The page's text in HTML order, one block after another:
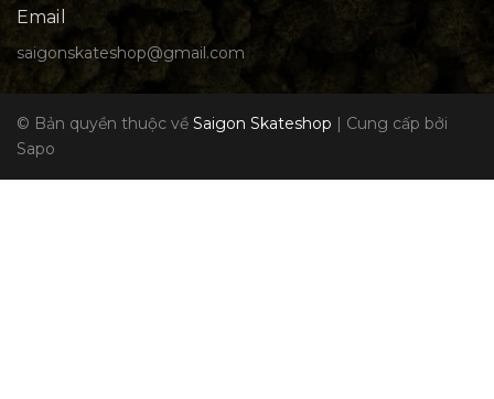
Email
saigonskateshop@gmail.com
© Bản quyền thuộc về Saigon Skateshop | Cung cấp bởi
Sapo